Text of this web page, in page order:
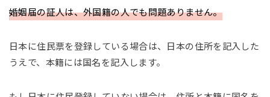
婚姻届の証人は、外国籍の人でも問題ありません。
日本に住民票を登録している場合は、日本の住所を記入した
うえで、本籍には国名を記入します。